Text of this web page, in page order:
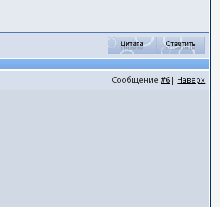
Сообщение#6 | Наверх